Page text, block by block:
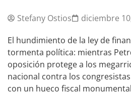
Stefany Ostios diciembre
El hundimiento de la ley de
tormenta política: mientras
oposición protege a los
nacional contra los
con un hueco fiscal